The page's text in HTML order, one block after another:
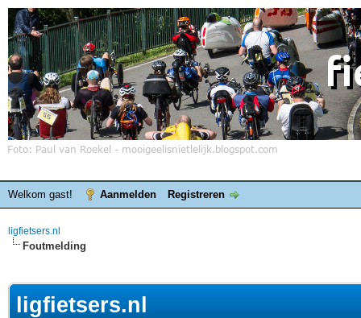
Welkom gast! Aanmelden Registreren
ligfietsers.nl
Foutmelding
ligfietsers.nl